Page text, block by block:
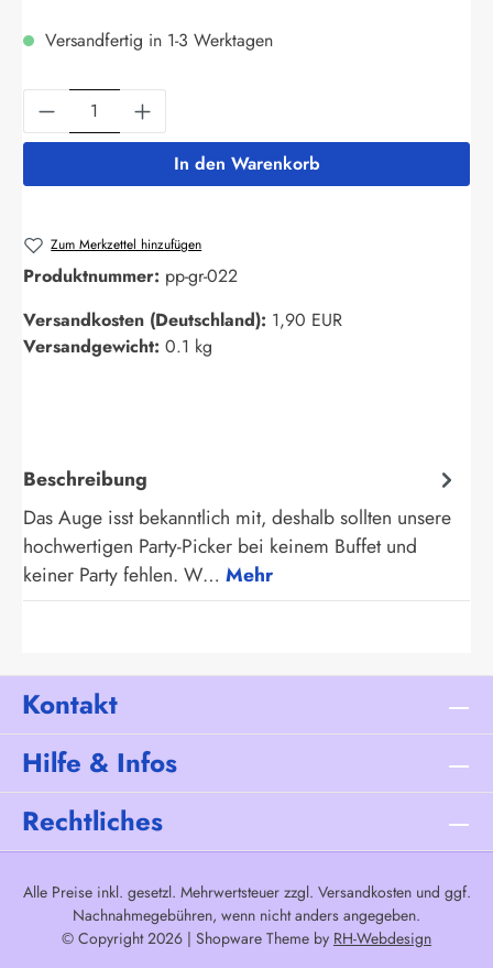
Versandfertig in 1-3 Werktagen
Produkt Anzahl: Gib den gewünschten
In den Warenkorb
Zum Merkzettel hinzufügen
Produktnummer: pp-gr-022
Versandkosten (Deutschland): 1,90 EUR
Versandgewicht: 0.1 kg
Beschreibung
Das Auge isst bekanntlich mit, deshalb sollten unsere
hochwertigen Party-Picker bei keinem Buffet und
keiner Party fehlen. W… Mehr
Kontakt
Hilfe & Infos
Rechtliches
Alle Preise inkl. gesetzl. Mehrwertsteuer zzgl. Versandkostenund ggf.
Nachnahmegebühren, wenn nicht anders angegeben.
© Copyright 2026 | Shopware Theme by RH-Webdesign